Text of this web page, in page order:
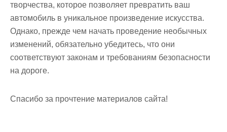
творчества, которое позволяет превратить ваш
автомобиль в уникальное произведение искусства.
Однако, прежде чем начать проведение необычных
изменений, обязательно убедитесь, что они
соответствуют законам и требованиям безопасности
на дороге.
Спасибо за прочтение материалов сайта!